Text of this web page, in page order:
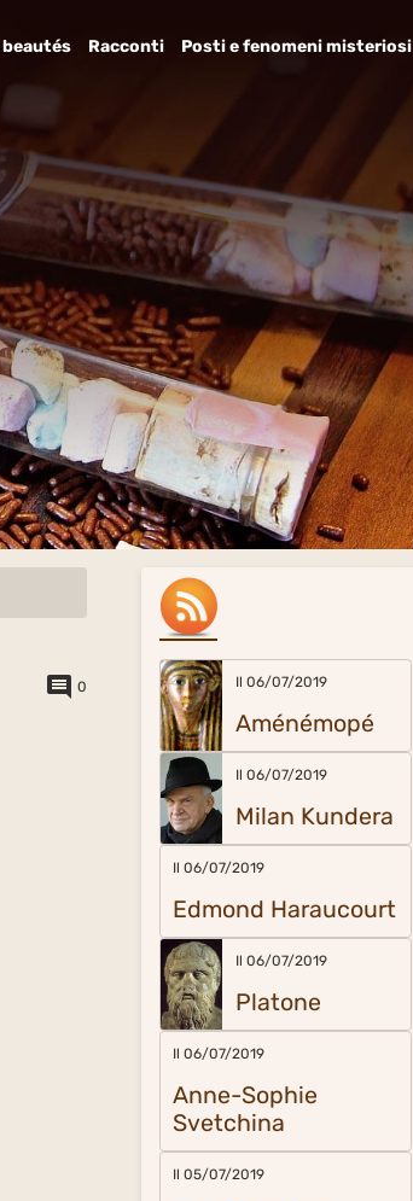
beautés Racconti Posti e fenomeni misteriosi
0 Il 06/07/2019
Aménémopé
Il 06/07/2019
Milan Kundera
Il 06/07/2019
Edmond Haraucourt
Il 06/07/2019
Platone
Il 06/07/2019
Anne-Sophie
Svetchina
Il 05/07/2019